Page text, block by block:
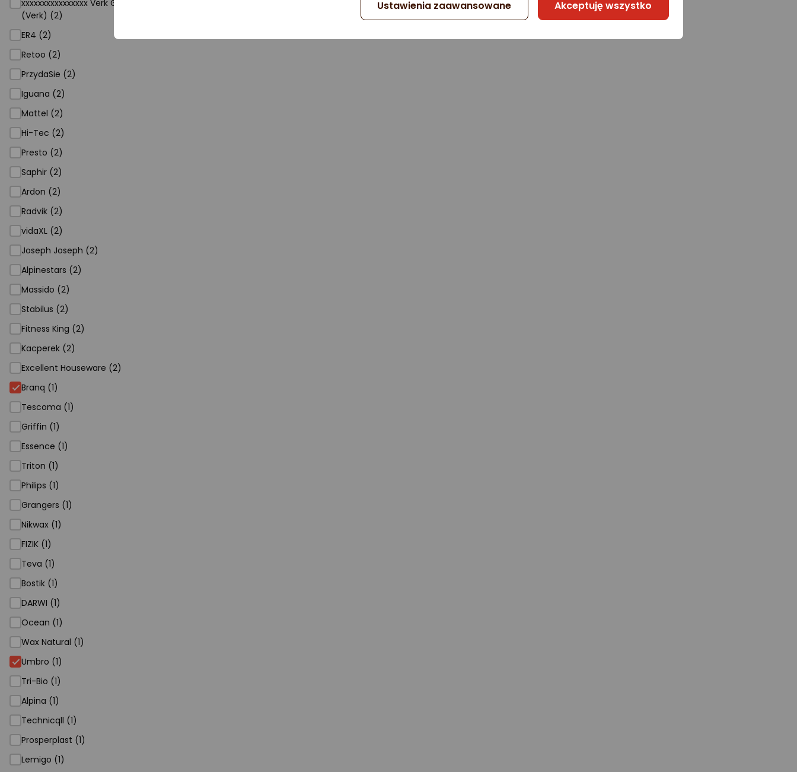
xxxxxxxxxxxxxxxx Verk Group
(Verk) (2)
ER4 (2)
Retoo (2)
PrzydaSie (2)
Iguana (2)
Mattel (2)
Hi-Tec (2)
Presto (2)
Saphir (2)
Ardon (2)
Radvik (2)
vidaXL (2)
Joseph Joseph (2)
Alpinestars (2)
Massido (2)
Stabilus (2)
Fitness King (2)
Kacperek (2)
Excellent Houseware (2)
Branq (1)
Tescoma (1)
Griffin (1)
Essence (1)
Triton (1)
Philips (1)
Grangers (1)
Nikwax (1)
FIZIK (1)
Teva (1)
Bostik (1)
DARWI (1)
Ocean (1)
Wax Natural (1)
Umbro (1)
Tri-Bio (1)
Alpina (1)
Technicqll (1)
Prosperplast (1)
Lemigo (1)
Ustawienia zaawansowane Akceptuję wszystko